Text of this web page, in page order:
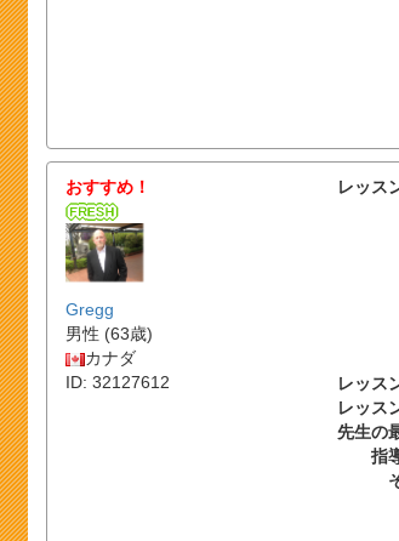
おすすめ！
Gregg
男性 (63歳)
カナダ
ID: 32127612
レッス
レッス
レッス
先生の
指